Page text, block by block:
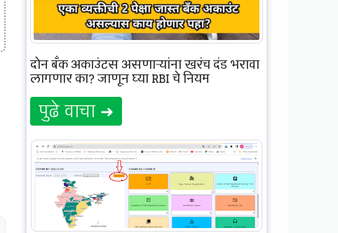
दोन बँक अकाउंट्स असणाऱ्यांना खरंच दंड भरावा
लागणार का? जाणून घ्या RBI चे नियम
पुढे वाचा ➜